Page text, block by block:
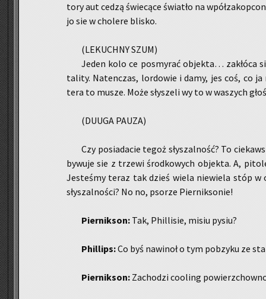
to­ry aut cedzą świe­cą­ce świa­tło na
jo sie w cho­le­re bli­sko.
(LE­KUCH­NY SZUM)
Jeden kolo ce po­smy­rać ob­jek­ta…
ta­li­ty. Na­ten­czas, lor­do­wie i damy, jes coś, co
tera to musze. Może sły­sze­li wy to w wa­szych
(DUUGA PAUZA)
Czy po­sia­da­cie tegoż sły­szal­ność? To
by­wu­je sie z trze­wi środ­ko­wych ob­jek­ta. A,
Je­ste­śmy teraz tak dzieś wiela nie­wie­la stóp w
sły­szal­no­ści? No no, pso­rze Pier­nik­so­nie!
Pier­nik­son: Tak, Phil­li­sie, misiu pysiu?
Phil­lips:Co byś na­wi­noł o tym po­bzy­ku ze
Pier­nik­son: Za­cho­dzi co­oling